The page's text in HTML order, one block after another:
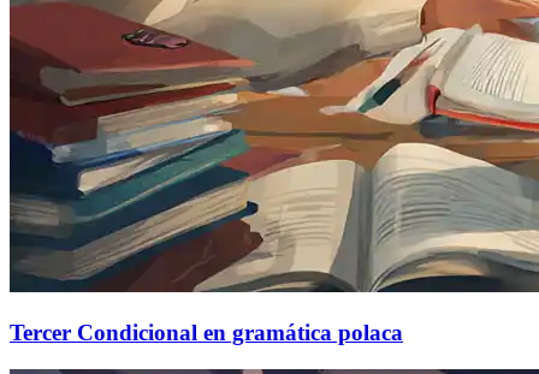
Tercer Condicional en gramática polaca